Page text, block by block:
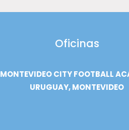
Oficinas
MONTEVIDEO CITY FOOTBALL
URUGUAY, MONTEVIDEO